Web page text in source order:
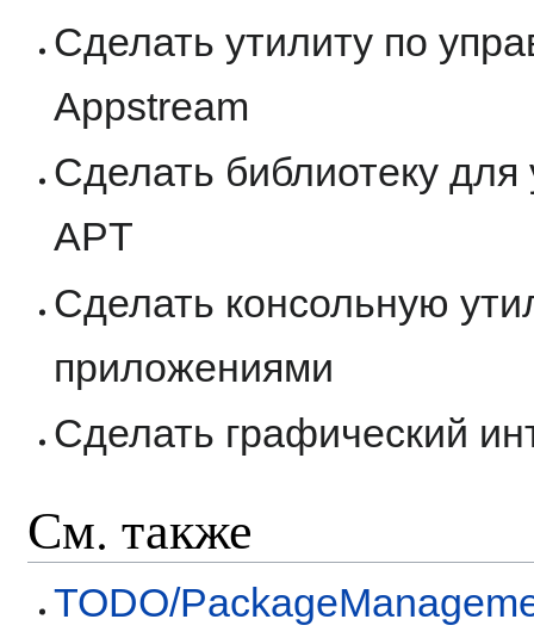
Сделать утилиту по
Appstream
Сделать библиотеку для
APT
Сделать консольную
приложениями
Сделать графический
См. также
TODO/